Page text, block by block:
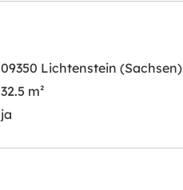
09350 Lichtenstein (Sachsen)
32.5 m²
ja